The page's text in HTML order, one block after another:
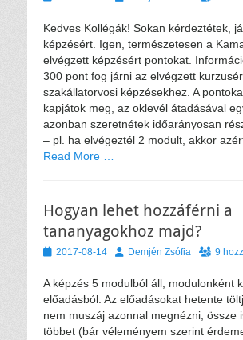
Kedves Kollégák! Sokan kérdeztétek,
képzésért. Igen, természetesen a
elvégzett képzésért pontokat.
300 pont fog járni az elvégzett
szakállatorvosi képzésekhez. A
kapjátok meg, az oklevél átadásával
azonban szeretnétek időarányosan
– pl. ha elvégeztél 2 modult, akkor
Read More …
Hogyan lehet hozzáférni a
tananyagokhoz majd?
Közzétéve
2017-08-14 SzerzőDemjén Zsófia 9
A képzés 5 modulból áll, modulonként
előadásból. Az előadásokat hetente
nem muszáj azonnal megnézni, össze
többet (bár véleményem szerint